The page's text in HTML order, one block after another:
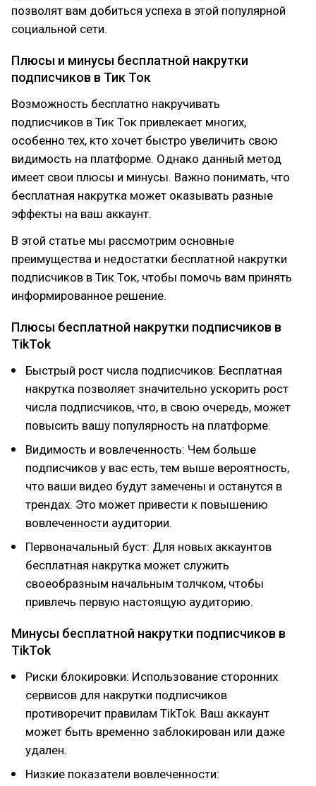
позволят вам добиться успеха в этой популярной
социальной сети.
Плюсы и минусы бесплатной накрутки
подписчиков в Тик Ток
Возможность бесплатно накручивать
подписчиков в Тик Ток привлекает многих,
особенно тех, кто хочет быстро увеличить свою
видимость на платформе. Однако данный метод
имеет свои плюсы и минусы. Важно понимать, что
бесплатная накрутка может оказывать разные
эффекты на ваш аккаунт.
В этой статье мы рассмотрим основные
преимущества и недостатки бесплатной накрутки
подписчиков в Тик Ток, чтобы помочь вам принять
информированное решение.
Плюсы бесплатной накрутки подписчиков в
TikTok
Быстрый рост числа подписчиков: Бесплатная
накрутка позволяет значительно ускорить рост
числа подписчиков, что, в свою очередь, может
повысить вашу популярность на платформе.
Видимость и вовлеченность: Чем больше
подписчиков у вас есть, тем выше вероятность,
что ваши видео будут замечены и останутся в
трендах. Это может привести к повышению
вовлеченности аудитории.
Первоначальный буст: Для новых аккаунтов
бесплатная накрутка может служить
своеобразным начальным толчком, чтобы
привлечь первую настоящую аудиторию.
Минусы бесплатной накрутки подписчиков в
TikTok
Риски блокировки: Использование сторонних
сервисов для накрутки подписчиков
противоречит правилам TikTok. Ваш аккаунт
может быть временно заблокирован или даже
удален.
Низкие показатели вовлеченности: